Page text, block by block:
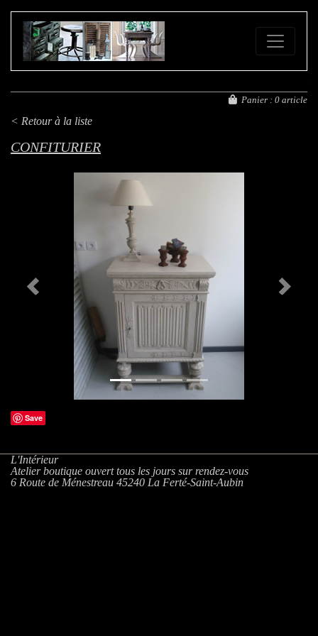
Panier : 0 article
< Retour à la liste
CONFITURIER
Previous Next
Save
L'Intérieur
Atelier boutique ouvert tous les jours sur rendez-vous
6 Route de Ménestreau 45240 La Ferté-Saint-Aubin